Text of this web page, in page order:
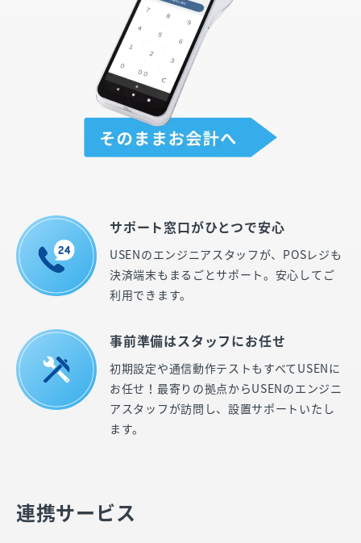
サポート窓口がひとつで安心
USENのエンジニアスタッフが、POSレジも
決済端末もまるごとサポート。安心してご
利用できます。
事前準備はスタッフにお任せ
初期設定や通信動作テストもすべてUSENに
お任せ！最寄りの拠点からUSENのエンジニ
アスタッフが訪問し、設置サポートいたし
ます。
連携サービス